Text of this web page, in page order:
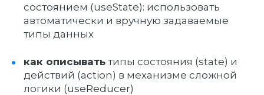
состоянием (useState): использовать
автоматически и вручную задаваемые
типы данных
как описывать типы состояния (state) и
действий (action) в механизме сложной
логики (useReducer)